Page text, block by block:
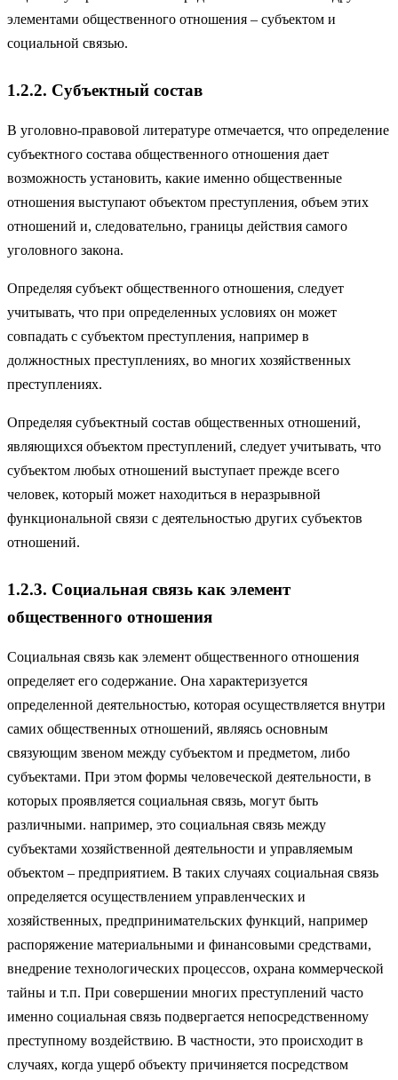
элементами общественного отношения – субъектом и
социальной связью.
1.2.2. Субъектный состав
В уголовно-правовой литературе отмечается, что определение
субъектного состава общественного отношения дает
возможность установить, какие именно общественные
отношения выступают объектом преступления, объем этих
отношений и, следовательно, границы действия самого
уголовного закона.
Определяя субъект общественного отношения, следует
учитывать, что при определенных условиях он может
совпадать с субъектом преступления, например в
должностных преступлениях, во многих хозяйственных
преступлениях.
Определяя субъектный состав общественных отношений,
являющихся объектом преступлений, следует учитывать, что
субъектом любых отношений выступает прежде всего
человек, который может находиться в неразрывной
функциональной связи с деятельностью других субъектов
отношений.
1.2.3. Социальная связь как элемент
общественного отношения
Социальная связь как элемент общественного отношения
определяет его содержание. Она характеризуется
определенной деятельностью, которая осуществляется внутри
самих общественных отношений, являясь основным
связующим звеном между субъектом и предметом, либо
субъектами. При этом формы человеческой деятельности, в
которых проявляется социальная связь, могут быть
различными. например, это социальная связь между
субъектами хозяйственной деятельности и управляемым
объектом – предприятием. В таких случаях социальная связь
определяется осуществлением управленческих и
хозяйственных, предпринимательских функций, например
распоряжение материальными и финансовыми средствами,
внедрение технологических процессов, охрана коммерческой
тайны и т.п. При совершении многих преступлений часто
именно социальная связь подвергается непосредственному
преступному воздействию. В частности, это происходит в
случаях, когда ущерб объекту причиняется посредством